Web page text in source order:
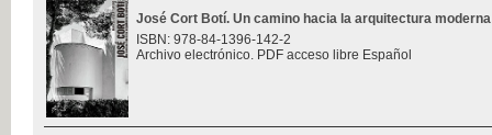
José Cort Botí. Un camino hacia la arquitectura moderna
ISBN: 978-84-1396-142-2
Archivo electrónico. PDF acceso libre Español